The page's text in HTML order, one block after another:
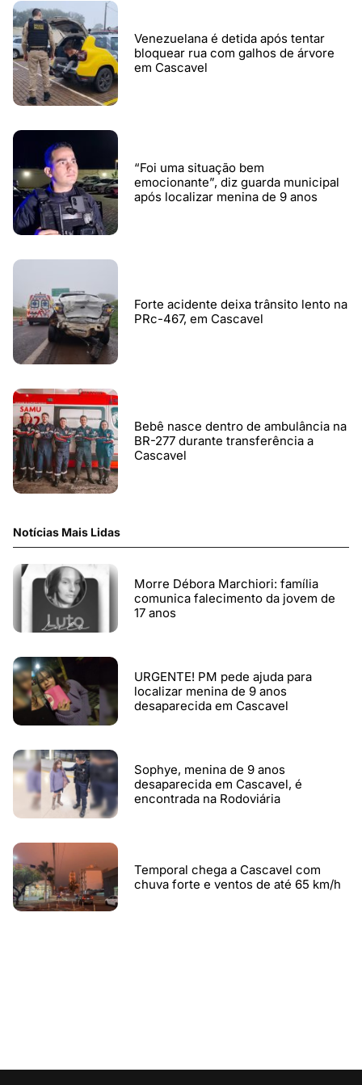
Venezuelana é detida após tentar
bloquear rua com galhos de árvore
em Cascavel
“Foi uma situação bem
emocionante”, diz guarda municipal
após localizar menina de 9 anos
Forte acidente deixa trânsito lento na
PRc-467, em Cascavel
Bebê nasce dentro de ambulância na
BR-277 durante transferência a
Cascavel
Notícias Mais Lidas
Morre Débora Marchiori: família
comunica falecimento da jovem de
17 anos
URGENTE! PM pede ajuda para
localizar menina de 9 anos
desaparecida em Cascavel
Sophye, menina de 9 anos
desaparecida em Cascavel, é
encontrada na Rodoviária
Temporal chega a Cascavel com
chuva forte e ventos de até 65 km/h